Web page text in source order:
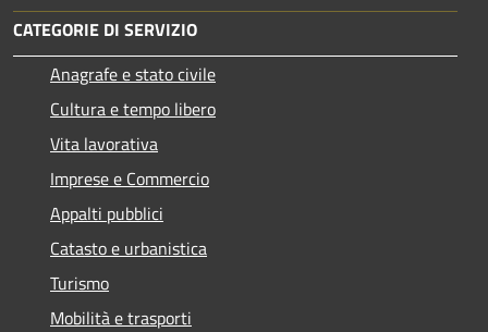
CATEGORIE DI SERVIZIO
Anagrafe e stato civile
Cultura e tempo libero
Vita lavorativa
Imprese e Commercio
Appalti pubblici
Catasto e urbanistica
Turismo
Mobilità e trasporti